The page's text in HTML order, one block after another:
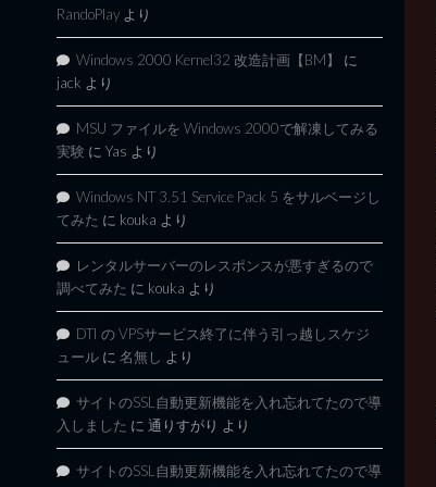
RandoPlay より
Windows 2000 Kernel32 改造計画【BM】
に
jack より
MSU ファイルを Windows 2000で解凍してみる
実験 に Yas より
Windows NT 3.51 Service Pack 5 をサルベージし
てみた に kouka より
レンタルサーバーのレスポンスが悪すぎるので
調べてみた に kouka より
DTI の VPSサービス終了に伴う引っ越しスケジ
ュール に 名無し より
サイトのSSL自動更新機能を入れ忘れてたので導
入しました に 通りすがり より
サイトのSSL自動更新機能を入れ忘れてたので導